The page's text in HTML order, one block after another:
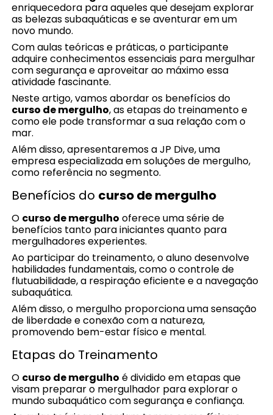
enriquecedora para aqueles que desejam explorar
as belezas subaquáticas e se aventurar em um
novo mundo.
Com aulas teóricas e práticas, o participante
adquire conhecimentos essenciais para mergulhar
com segurança e aproveitar ao máximo essa
atividade fascinante.
Neste artigo, vamos abordar os benefícios do
curso de mergulho, as etapas do treinamento e
como ele pode transformar a sua relação com o
mar.
Além disso, apresentaremos a JP Dive, uma
empresa especializada em soluções de mergulho,
como referência no segmento.
Benefícios do curso de mergulho
O curso de mergulho oferece uma série de
benefícios tanto para iniciantes quanto para
mergulhadores experientes.
Ao participar do treinamento, o aluno desenvolve
habilidades fundamentais, como o controle de
flutuabilidade, a respiração eficiente e a navegação
subaquática.
Além disso, o mergulho proporciona uma sensação
de liberdade e conexão com a natureza,
promovendo bem-estar físico e mental.
Etapas do Treinamento
O curso de mergulho é dividido em etapas que
visam preparar o mergulhador para explorar o
mundo subaquático com segurança e confiança.